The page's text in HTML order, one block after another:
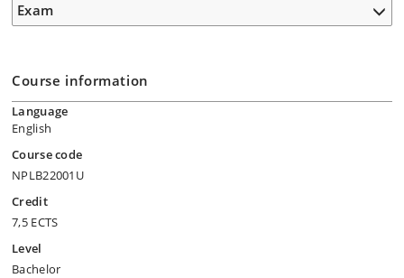
Exam
Course information
Language
English
Course code
NPLB22001U
Credit
7,5 ECTS
Level
Bachelor